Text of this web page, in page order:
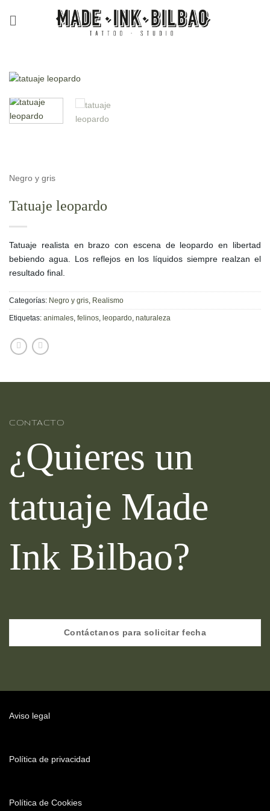
Negro y gris
Tatuaje leopardo
Tatuaje realista en brazo con escena de leopardo en libertad
bebiendo agua. Los reflejos en los líquidos siempre realzan el
resultado final.
Categorías: Negro y gris Realismo
Etiquetas: animales felinos leopardo naturaleza
CONTACTO
¿Quieres un
tatuaje Made
Ink Bilbao?
Contáctanos para solicitar fecha
Aviso legal
Política de privacidad
Política de Cookies